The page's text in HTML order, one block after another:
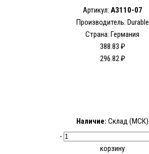
Артикул: A3110-07
Производитель: Durable
Страна: Германия
388.83 ₽
296.82 ₽
Наличие: Склад (МСК)
-
корзину